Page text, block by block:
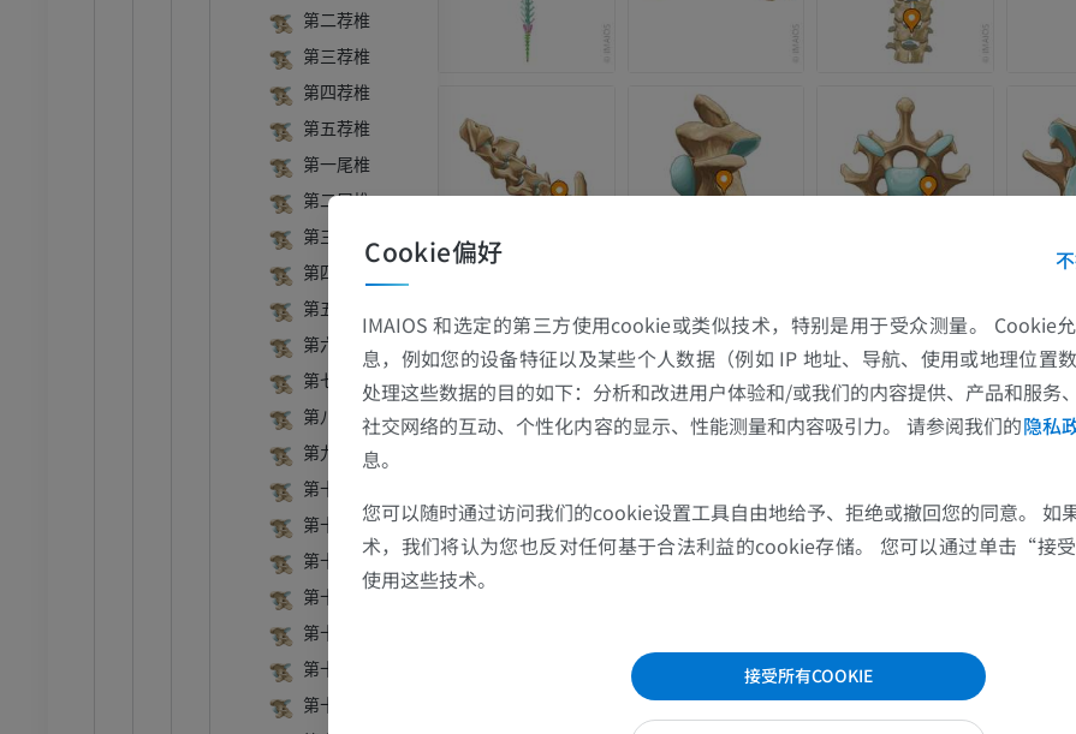
第二荐椎
第三荐椎
第四荐椎
第五荐椎
第一尾椎
第二尾椎
第三尾椎
第四尾椎
第五尾椎
第六尾椎
第七尾椎
第八尾椎
第九尾椎
第十尾椎
第十一尾椎
第十二尾椎
第十三尾椎
第十四尾椎
第十五尾椎
第十六尾椎
优质会员
马-牙齿
Cookie偏好
IMAIOS 和选定的第三方使用cookie或类似技术，特别是用于受众测量。 Cookie
息，例如您的设备特征以及某些个人数据（例如 IP 地址、导航、使用或地理位置
处理这些数据的目的如下：分析和改进用户体验和/或我们的内容提供、产品和服务
社交网络的互动、个性化内容的显示、性能测量和内容吸引力。 请参阅我们的隐私
息。
您可以随时通过访问我们的cookie设置工具自由地给予、拒绝或撤回您的同意。 如
术，我们将认为您也反对任何基于合法利益的cookie存储。 您可以通过单击“接
使用这些技术。
接受所有COOKIE